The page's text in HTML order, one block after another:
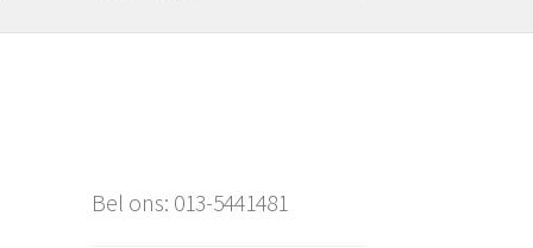
Bel ons: 013-5441481